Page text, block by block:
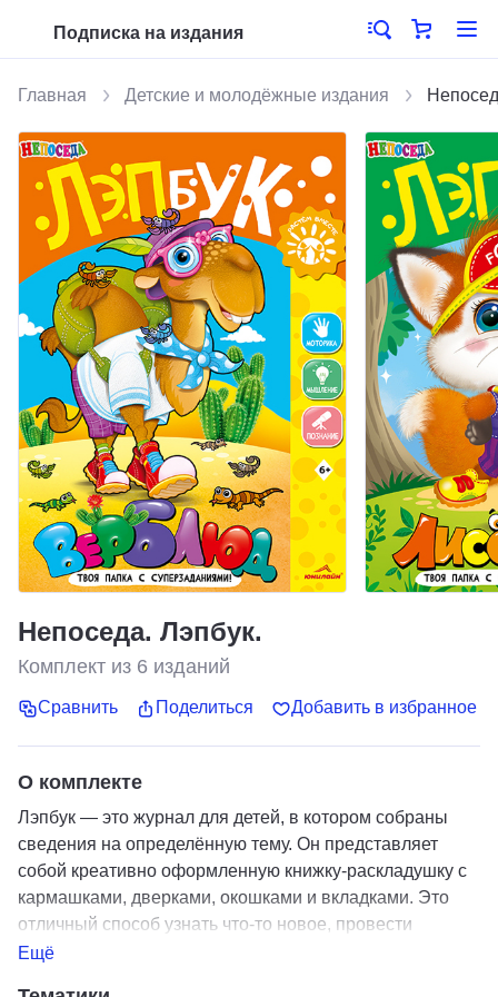
Подписка на издания
Главная Детские и молодёжные издания
Непоседа. Лэпбук.
Комплект из 6 изданий
Сравнить Поделиться Добавить в избранное
О комплекте
Лэпбук — это журнал для детей, в котором собраны
сведения на определённую тему. Он представляет
собой креативно оформленную книжку-раскладушку с
кармашками, дверками, окошками и вкладками. Это
отличный способ узнать что-то новое, провести
небольшую исследовательскую работу и развить
Ещё